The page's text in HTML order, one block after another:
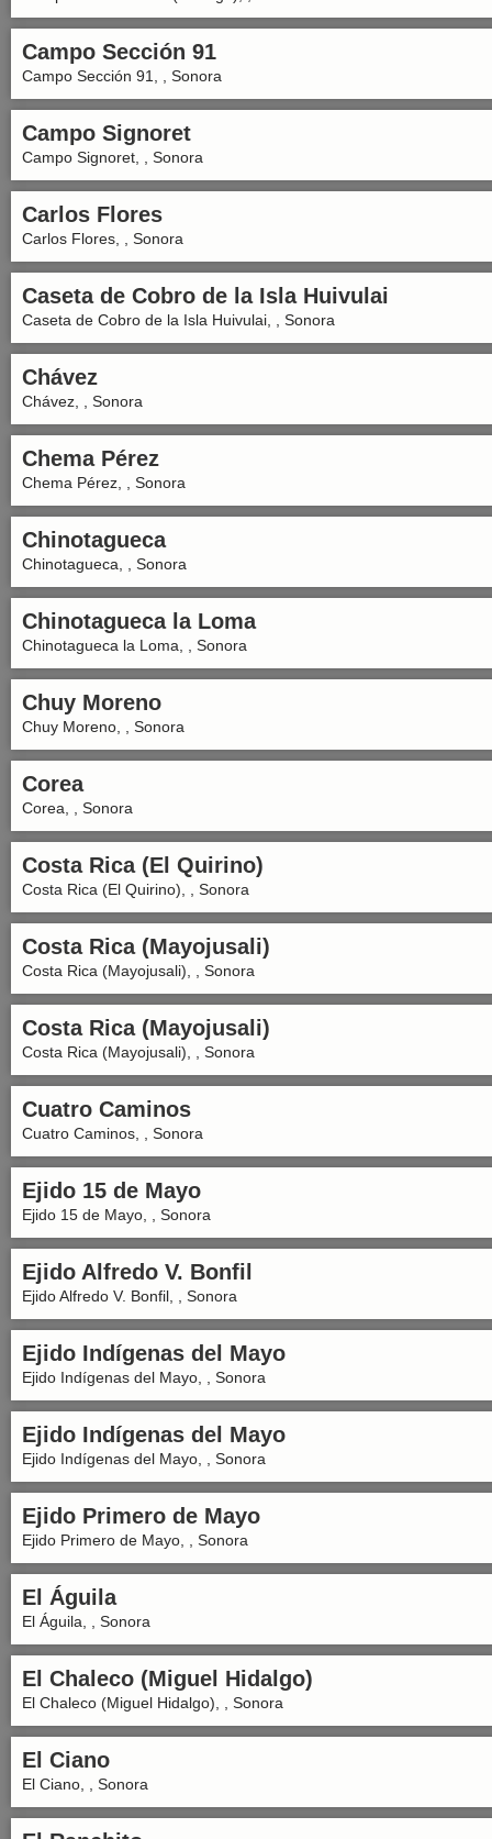
Campo Sección 91
Campo Sección 91, , Sonora
Campo Signoret
Campo Signoret, , Sonora
Carlos Flores
Carlos Flores, , Sonora
Caseta de Cobro de la Isla Huivulai
Caseta de Cobro de la Isla Huivulai, , Sonora
Chávez
Chávez, , Sonora
Chema Pérez
Chema Pérez, , Sonora
Chinotagueca
Chinotagueca, , Sonora
Chinotagueca la Loma
Chinotagueca la Loma, , Sonora
Chuy Moreno
Chuy Moreno, , Sonora
Corea
Corea, , Sonora
Costa Rica (El Quirino)
Costa Rica (El Quirino), , Sonora
Costa Rica (Mayojusali)
Costa Rica (Mayojusali), , Sonora
Costa Rica (Mayojusali)
Costa Rica (Mayojusali), , Sonora
Cuatro Caminos
Cuatro Caminos, , Sonora
Ejido 15 de Mayo
Ejido 15 de Mayo, , Sonora
Ejido Alfredo V. Bonfil
Ejido Alfredo V. Bonfil, , Sonora
Ejido Indígenas del Mayo
Ejido Indígenas del Mayo, , Sonora
Ejido Indígenas del Mayo
Ejido Indígenas del Mayo, , Sonora
Ejido Primero de Mayo
Ejido Primero de Mayo, , Sonora
El Águila
El Águila, , Sonora
El Chaleco (Miguel Hidalgo)
El Chaleco (Miguel Hidalgo), , Sonora
El Ciano
El Ciano, , Sonora